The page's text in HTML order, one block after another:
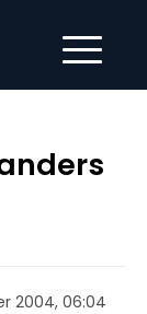
2004, 06:04